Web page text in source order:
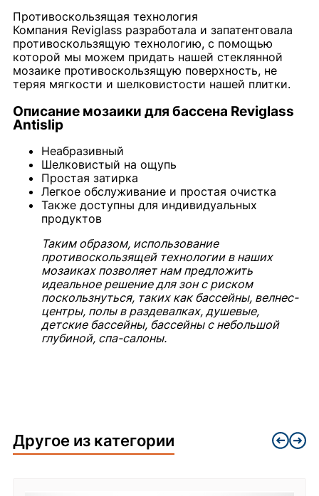
Противоскользящая технология
Компания Reviglass разработала и запатентовала
противоскользящую технологию, с помощью
которой мы можем придать нашей стеклянной
мозаике противоскользящую поверхность, не
теряя мягкости и шелковистости нашей плитки.
Описание мозаики для бассена Reviglass
Antislip
Неабразивный
Шелковистый на ощупь
Простая затирка
Легкое обслуживание и простая очистка
Также доступны для индивидуальных
продуктов
Таким образом, использование
противоскользящей технологии в наших
мозаиках позволяет нам предложить
идеальное решение для зон с риском
поскользнуться, таких как бассейны, велнес-
центры, полы в раздевалках, душевые,
детские бассейны, бассейны с небольшой
глубиной, спа-салоны.
Другое из категории